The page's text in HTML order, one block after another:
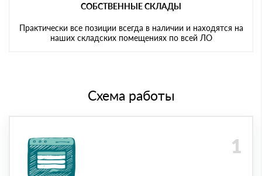
СОБСТВЕННЫЕ СКЛАДЫ
Практически все позиции всегда в наличии и находятся на
наших складских помещениях по всей ЛО
Схема работы